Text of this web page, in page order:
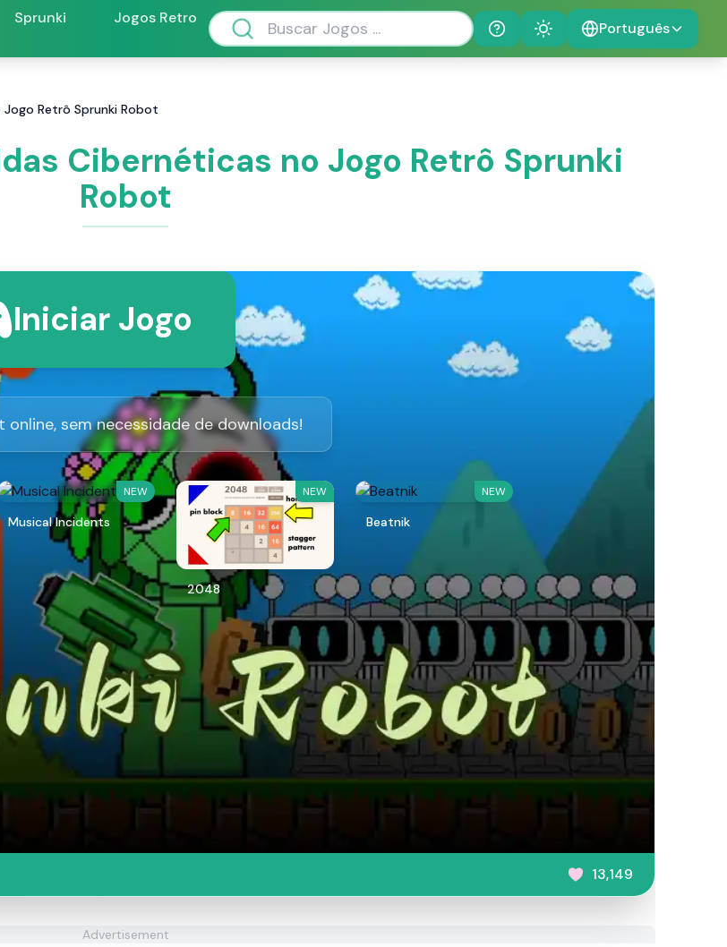
Sprunki
Jogos Retro
Help
Theme Português
Retrô Sprunki Robot
Cibernéticas no Jogo Retrô Sprunki
Robot
Iniciar Jogo
online, sem necessidade de downloads!
NEW
Musical Incidents
NEW
2048
NEW
Beatnik
13,149
Advertisement